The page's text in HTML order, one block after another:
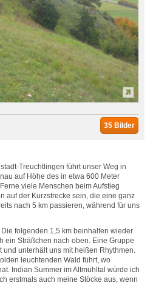
35 Bilder
Treuchtlingen führt unser Weg in
auf Höhe des in etwa 600 Meter
viele Menschen beim Aufstieg
auf der Kurzstrecke sein, die eine ganz
nach 5 km passieren, während für uns
folgenden 1,5 km beinhalten wieder
ein Sträßchen nach oben. Eine Gruppe
unterhält uns mit heißen Rhythmen.
leuchtenden Wald führt, wo
Indian Summer im Altmühltal würde ich
erstmals auch meine Stöcke aus, wenn